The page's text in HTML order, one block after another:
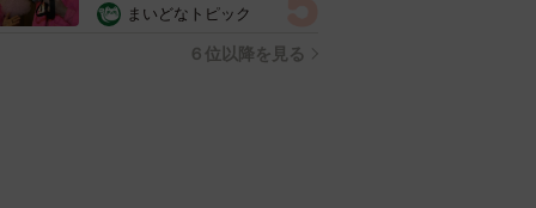
ン状態の部屋に呆然
まいどなトピック
６位以降を見る